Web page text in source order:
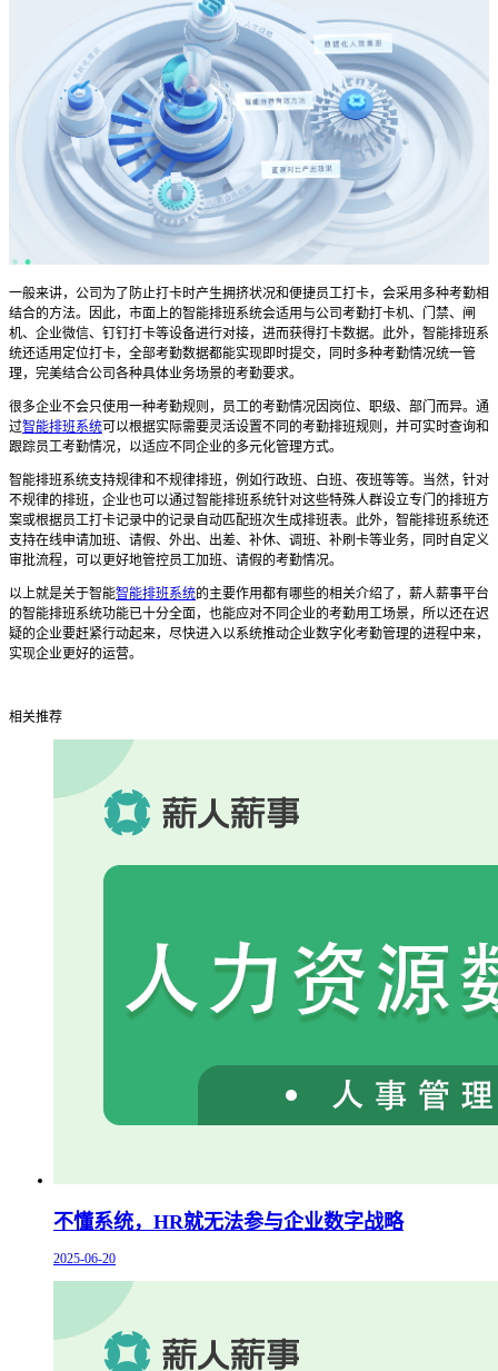
一般来讲，公司为了防止打卡时产生拥挤状况和便捷员工打卡，会采用多种考勤相
结合的方法。因此，市面上的智能排班系统会适用与公司考勤打卡机、门禁、闸
机、企业微信、钉钉打卡等设备进行对接，进而获得打卡数据。此外， 智能排班系
统还适用定位打卡，全部考勤数据都能实现即时提交，同时多种考勤情况统一管
理，完美结合公司各种具体业务场景的考勤要求。
很多企业不会只使用一种考勤规则，员工的考勤情况因岗位、职级、部门而异。通
过智能排班系统可以根据实际需要灵活设置不同的考勤排班规则，并可实时查询和
跟踪员工考勤情况，以适应不同企业的多元化管理方式。
智能排班系统支持规律和不规律排班，例如行政班、白班、夜班等等。当然，针对
不规律的排班，企业也可以通过智能排班系统针对这些特殊人群设立专门的排班方
案或根据员工打卡记录中的记录自动匹配班次生成排班表。此外， 智能排班系统还
支持在线申请加班、请假、外出、出差、补休、调班、补刷卡等业务，同时自定义
审批流程，可以更好地管控员工加班、请假的考勤情况。
以上就是关于智能智能排班系统的主要作用都有哪些的相关介绍了，薪人薪事平台
的智能排班系统功能已十分全面，也能应对不同企业的考勤用工场景，所以还在迟
疑的企业要赶紧行动起来，尽快进入以系统推动企业数字化考勤管理的进程中来，
实现企业更好的运营。
相关推荐
不懂系统，HR就无法参与企业数字战略
2025-06-20